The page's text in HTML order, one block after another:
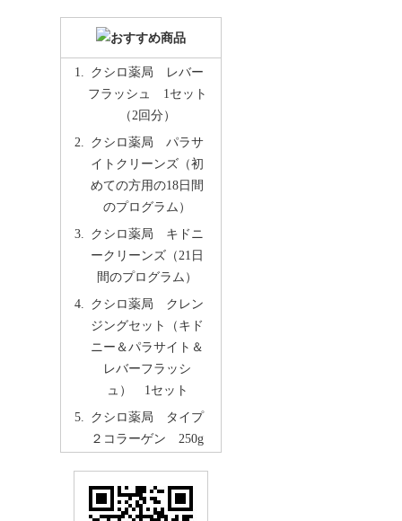
クシロ薬局 レバー
フラッシュ 1セット
（2回分）
クシロ薬局 パラサ
イトクリーンズ（初
めての方用の18日間
のプログラム）
クシロ薬局 キドニ
ークリーンズ（21日
間のプログラム）
クシロ薬局 クレン
ジングセット（キド
ニー＆パラサイト＆
レバーフラッシ
ュ） 1セット
クシロ薬局 タイプ
２コラーゲン 250g